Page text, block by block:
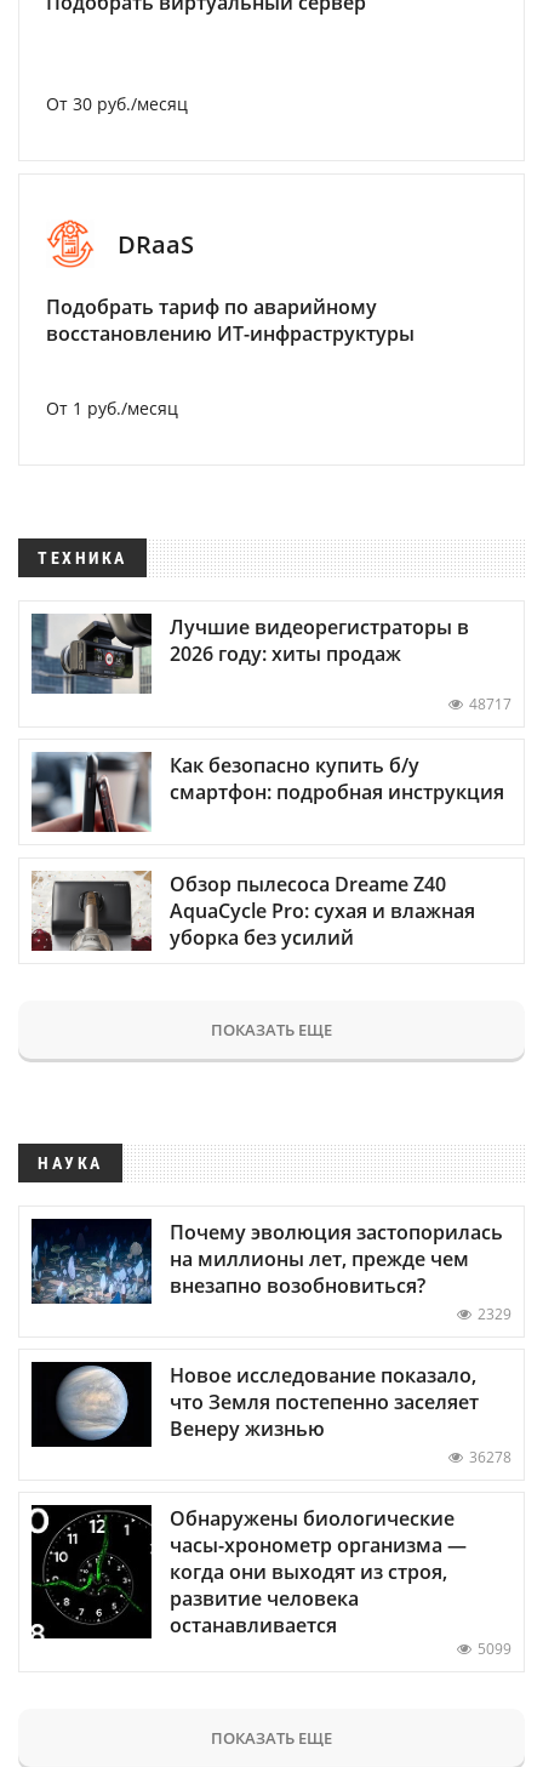
От 30 руб./месяц
DRaaS
Подобрать тариф по аварийному
восстановлению ИТ-инфраструктуры
От 1 руб./месяц
ТЕХНИКА
Лучшие видеорегистраторы в
2026 году: хиты продаж
48717
Как безопасно купить б/у
смартфон: подробная инструкция
Обзор пылесоса Dreame Z40
AquaCycle Pro: сухая и влажная
уборка без усилий
ПОКАЗАТЬ ЕЩЕ
НАУКА
Почему эволюция застопорилась
на миллионы лет, прежде чем
внезапно возобновиться?
2329
Новое исследование показало,
что Земля постепенно заселяет
Венеру жизнью
36278
Обнаружены биологические
часы-хронометр организма —
когда они выходят из строя,
развитие человека
останавливается
5099
ПОКАЗАТЬ ЕЩЕ